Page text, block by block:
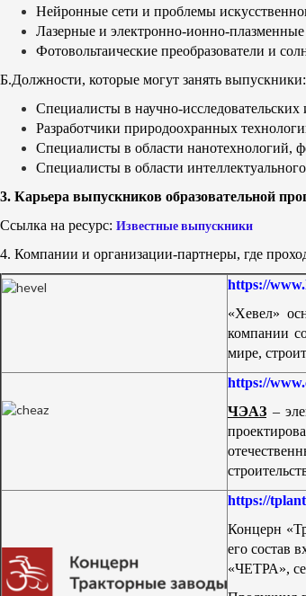
Нейронные сети и проблемы
Лазерные и электронно-ионно-плазменные
Фотовольтаические преобразователи и
Б.Должности, которые могут занять выпускники:
Специалисты в научно-
Разработчики природоохранных
Специалисты в области нанотехнологий,
Специалисты в области
3. Карьера выпускников образовательной
Ссылка на ресурс: Известные выпускники
4. Компании и организации-партнеры, где
https://
«Хевел»
компании
мире,
https://
ЧЭАЗ –
https://
Концерн
его
«ЧЕТРА»,